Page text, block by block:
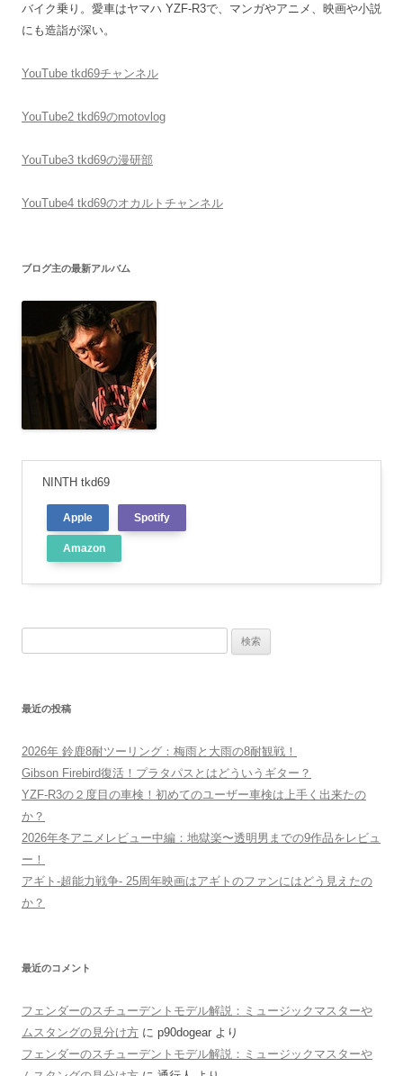
バイク乗り。愛車はヤマハ YZF-R3で、マンガやアニメ、映画や小説
にも造詣が深い。
YouTube tkd69チャンネル
YouTube2 tkd69のmotovlog
YouTube3 tkd69の漫研部
YouTube4 tkd69のオカルトチャンネル
ブログ主の最新アルバム
NINTH tkd69
Apple Spotify
Amazon
最近の投稿
2026年 鈴鹿8耐ツーリング：梅雨と大雨の8耐観戦！
Gibson Firebird復活！プラタパスとはどういうギター？
YZF-R3の２度目の車検！初めてのユーザー車検は上手く出来たの
か？
2026年冬アニメレビュー中編：地獄楽〜透明男までの9作品をレビュ
ー！
アギト-超能力戦争- 25周年映画はアギトのファンにはどう見えたの
か？
最近のコメント
フェンダーのスチューデントモデル解説：ミュージックマスターや
ムスタングの見分け方 に p90dogear より
フェンダーのスチューデントモデル解説：ミュージックマスターや